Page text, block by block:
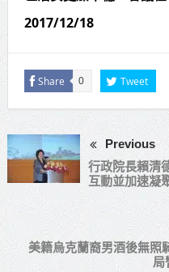
2017/12/18
Share 0 Tweet
Previous
行政院長賴清
互動並加速凝
美籍烏克蘭裔男酒後無照
局